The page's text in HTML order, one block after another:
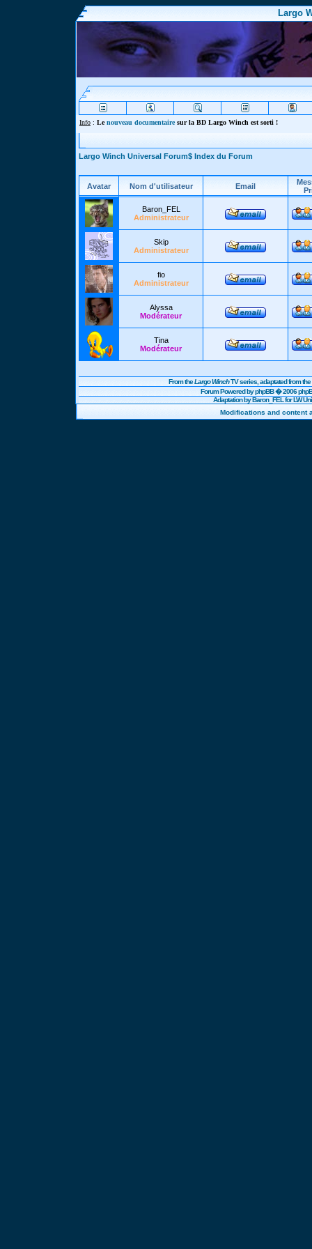
Largo
Info : Lenouveau documentairesur la BD Largo Winch est sorti !
Largo Winch Universal Forum$ Index du Forum
Avatar Nom d'utilisateur Email
Baron_FEL
Administrateur
Skip
Administrateur
fio
Administrateur
Alyssa
Modérateur
Tina
Modérateur
From theLargo WinchTV series, adaptated from
Forum Powered byphpBB� 2006
Adaptation by Baron_FEL for LW
Modifications and content